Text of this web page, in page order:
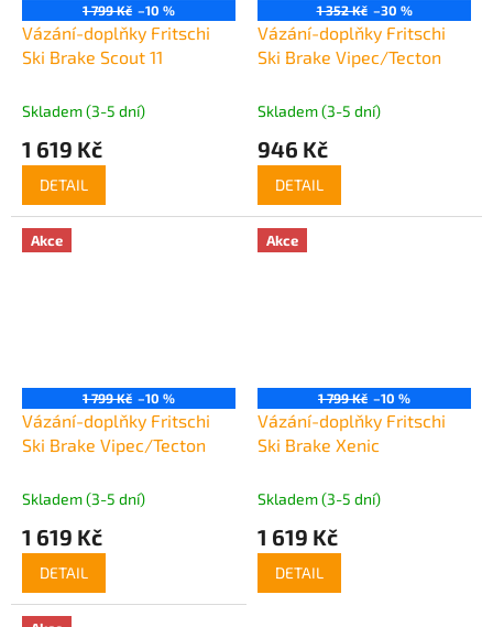
1 799 Kč –10 %
Vázání-doplňky Fritschi
Ski Brake Scout 11
Skladem (3-5 dní)
1 619 Kč
DETAIL
1 352 Kč –30 %
Vázání-doplňky Fritschi
Ski Brake Vipec/Tecton
Skladem (3-5 dní)
946 Kč
DETAIL
Akce
1 799 Kč –10 %
Vázání-doplňky Fritschi
Ski Brake Vipec/Tecton
Skladem (3-5 dní)
1 619 Kč
DETAIL
Akce
1 799 Kč –10 %
Vázání-doplňky Fritschi
Ski Brake Xenic
Skladem (3-5 dní)
1 619 Kč
DETAIL